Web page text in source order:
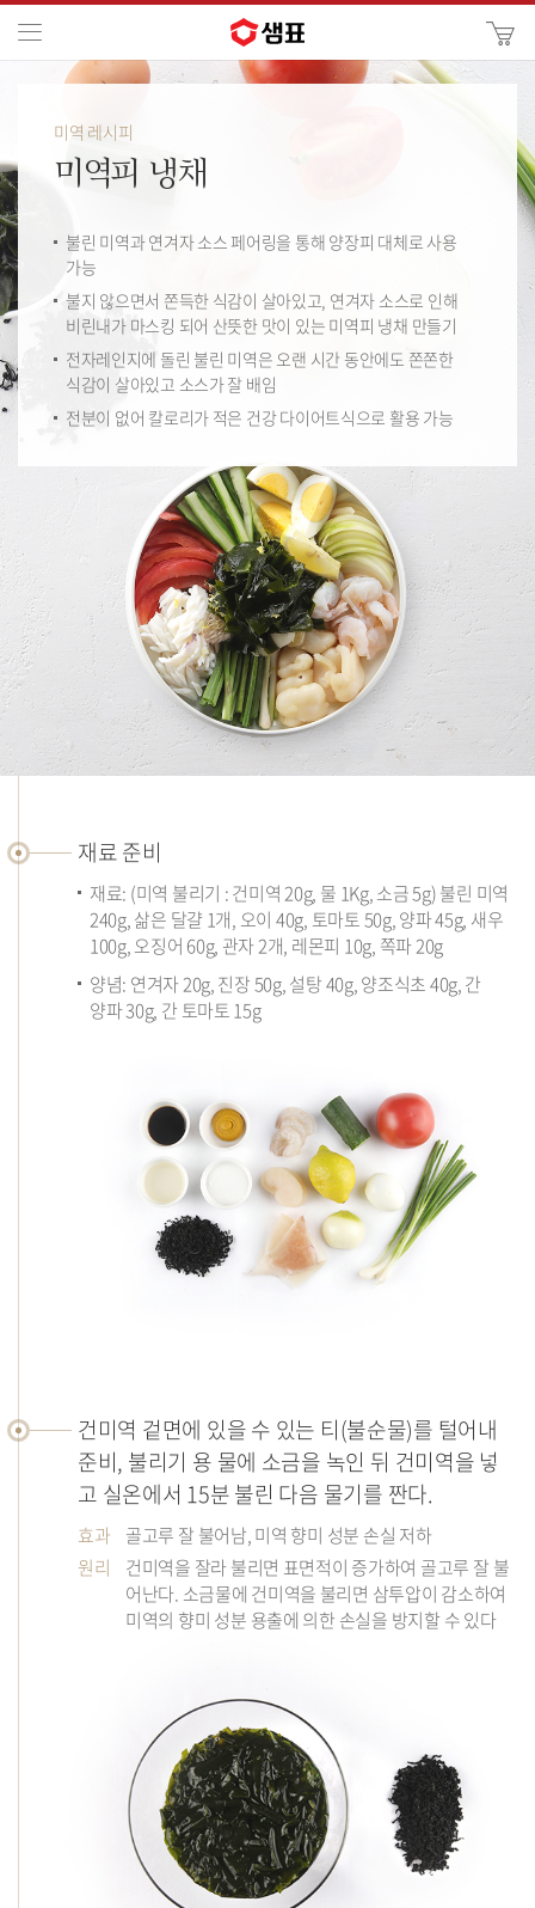
미역 레시피
미역피 냉채
불린 미역과 연겨자 소스 페어링을 통해 양장피 대체로 사용
가능
불지 않으면서 쫀득한 식감이 살아있고, 연겨자 소스로 인해
비린내가 마스킹 되어 산뜻한 맛이 있는 미역피 냉채 만들기
전자레인지에 돌린 불린 미역은 오랜 시간 동안에도 쫀쫀한
식감이 살아있고 소스가 잘 배임
전분이 없어 칼로리가 적은 건강 다이어트식으로 활용 가능
준
재료 준비
재료: (미역 불리기 : 건미역 20g, 물 1Kg, 소금 5g) 불린 미역
240g, 삶은 달걀 1개, 오이 40g, 토마토 50g, 양파 45g, 새우
100g, 오징어 60g, 관자 2개, 레몬피 10g, 쪽파 20g
양념: 연겨자 20g, 진장 50g, 설탕 40g, 양조식초 40g, 간
양파 30g, 간 토마토 15g
법
건미역 겉면에 있을 수 있는 티(불순물)를 털어내
준비, 불리기 용 물에 소금을 녹인 뒤 건미역을 넣
고 실온에서 15분 불린 다음 물기를 짠다.
효과
골고루 잘 불어남, 미역 향미 성분 손실 저하
원리
건미역을 잘라 불리면 표면적이 증가하여 골고루 잘 불
어난다. 소금물에 건미역을 불리면 삼투압이 감소하여
미역의 향미 성분 용출에 의한 손실을 방지할 수 있다